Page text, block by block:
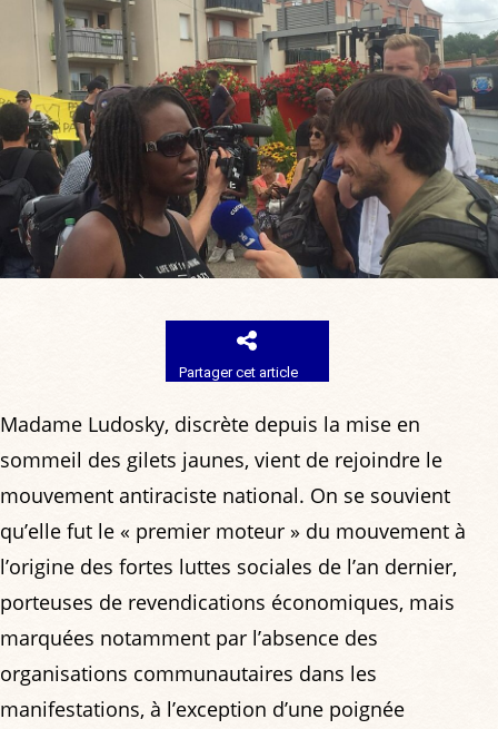
Partager cet article
Madame Ludosky, discrète depuis la mise en
sommeil des gilets jaunes, vient de rejoindre le
mouvement antiraciste national. On se souvient
qu’elle fut le « premier moteur » du mouvement à
l’origine des fortes luttes sociales de l’an dernier,
porteuses de revendications économiques, mais
marquées notamment par l’absence des
organisations communautaires dans les
manifestations, à l’exception d’une poignée